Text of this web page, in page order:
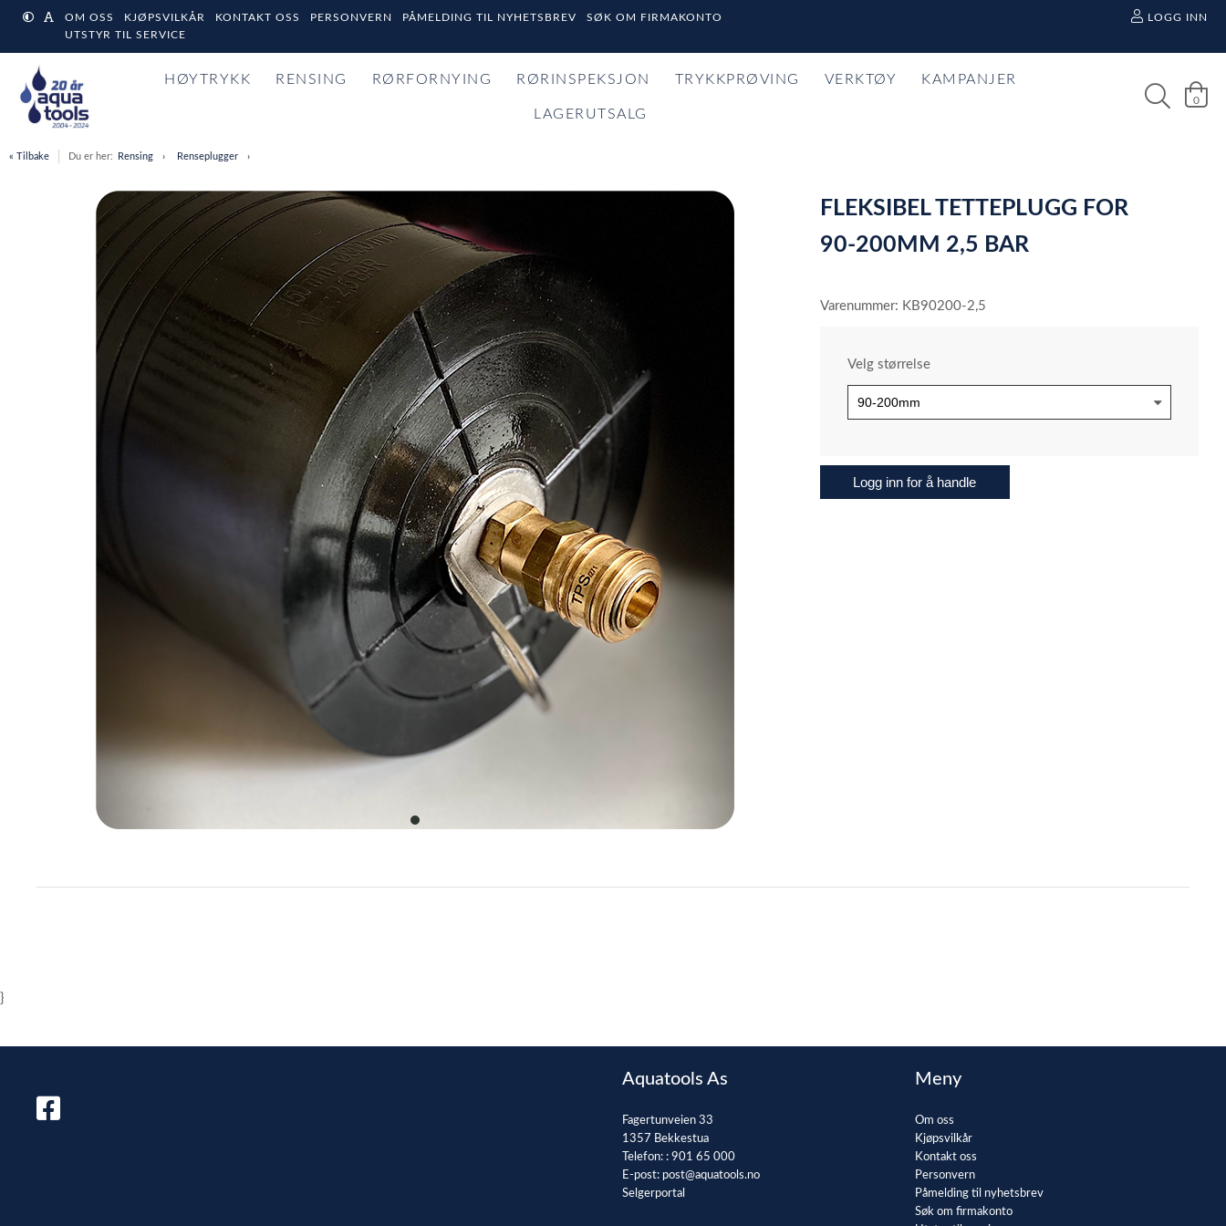
OM OSS KJØPSVILKÅR KONTAKT OSS PERSONVERN PÅMELDING TIL NYHETSBREV
SØK OM FIRMAKONTO
UTSTYR TIL SERVICE
LOGG INN
HØYTRYKK RENSING RØRFORNYING RØRINSPEKSJON TRYKKPRØVING VERKTØY KAMPANJER
LAGERUTSALG
0
« Tilbake Du er her: Rensing Renseplugger
item
of
FLEKSIBEL TETTEPLUGG FOR
90-200MM 2,5 BAR
Varenummer: KB90200-2,5
Velg størrelse
Logg inn for å handle
}
Aquatools As
Fagertunveien 33
1357 Bekkestua
Telefon: : 901 65 000
E-post: post@aquatools.no
Selgerportal
Meny
Om oss
Kjøpsvilkår
Kontakt oss
Personvern
Påmelding til nyhetsbrev
Søk om firmakonto